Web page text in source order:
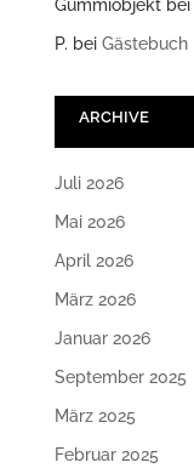
Gummiobjektbei
P. bei Gästebuch
ARCHIVE
Juli 2026
Mai 2026
April 2026
März 2026
Januar 2026
September 2025
März 2025
Februar 2025